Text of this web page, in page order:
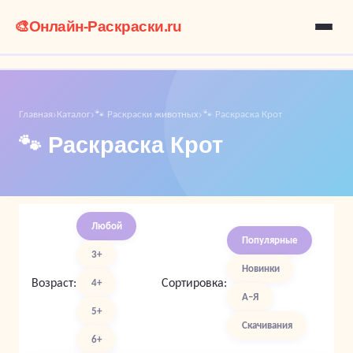
🎨Онлайн-Раскраски.ru
Главная›Каталог›🐾 Раскраски животных›🐾 Раскраска Крот
🐾 Раскраска Крот
Возраст:
Любой
3+
4+
5+
6+
Сортировка:
Популярные
Новинки
А–Я
Скачивания